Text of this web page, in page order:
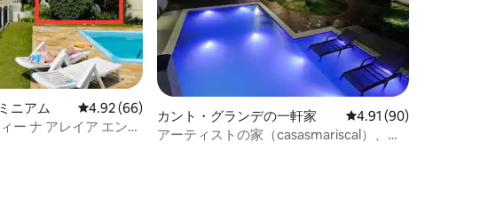
平均評価
ニアム レビュー66件、5つ星中4.92つ星の平均評価
4.92 (66)
ー ナ アレイア エン
カント・グランデの一軒家 レビュー90件、5つ
4.91 (90)
アーティストの家（casasmariscal）、温